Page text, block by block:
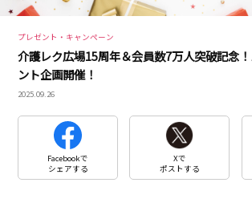
プレゼント・キャンペーン
介護レク広場15周年＆会員数7万人突破記念
ント企画開催！
2025.09.26
Facebookで
シェアする
Xで
ポストする